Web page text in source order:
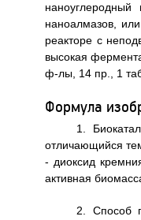
наноалмазов,
реакторе с
высокая
ф-лы, 14 пр., 1
Формула
1.
отличающийся
- диоксид
активная
2. Способ